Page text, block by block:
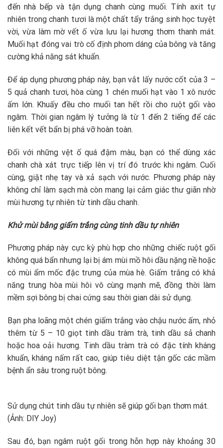
đến nhà bếp và tận dụng chanh cùng muối. Tính axit tự
nhiên trong chanh tươi là một chất tẩy trắng sinh học tuyệt
vời, vừa làm mờ vết ố vừa lưu lại hương thơm thanh mát.
Muối hạt đóng vai trò cố định phom dáng của bông và tăng
cường khả năng sát khuẩn.
Để áp dụng phương pháp này, bạn vắt lấy nước cốt của 3 –
5 quả chanh tươi, hòa cùng 1 chén muối hạt vào 1 xô nước
ấm lớn. Khuấy đều cho muối tan hết rồi cho ruột gối vào
ngâm. Thời gian ngâm lý tưởng là từ 1 đến 2 tiếng để các
liên kết vết bẩn bị phá vỡ hoàn toàn.
Đối với những vệt ố quá đậm màu, bạn có thể dùng xác
chanh chà xát trực tiếp lên vị trí đó trước khi ngâm. Cuối
cùng, giặt nhẹ tay và xả sạch với nước. Phương pháp này
không chỉ làm sạch mà còn mang lại cảm giác thư giãn nhờ
mùi hương tự nhiên từ tinh dầu chanh.
Khử mùi bằng giấm trắng cùng tinh dầu tự nhiên
Phương pháp này cực kỳ phù hợp cho những chiếc ruột gối
không quá bẩn nhưng lại bị ám mùi mồ hôi dầu nặng nề hoặc
có mùi ẩm mốc đặc trưng của mùa hè. Giấm trắng có khả
năng trung hòa mùi hôi vô cùng mạnh mẽ, đồng thời làm
mềm sợi bông bị chai cứng sau thời gian dài sử dụng.
Bạn pha loãng một chén giấm trắng vào chậu nước ấm, nhỏ
thêm từ 5 – 10 giọt tinh dầu tràm trà, tinh dầu sả chanh
hoặc hoa oải hương. Tinh dầu tràm trà có đặc tính kháng
khuẩn, kháng nấm rất cao, giúp tiêu diệt tận gốc các mầm
bệnh ẩn sâu trong ruột bông.
Sử dụng chút tinh dầu tự nhiên sẽ giúp gối bạn thơm mát.
(Ảnh: DIY Joy)
Sau đó, bạn ngâm ruột gối trong hỗn hợp này khoảng 30